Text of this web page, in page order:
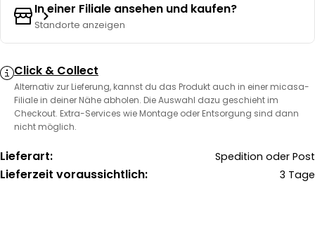
In einer Filiale ansehen und kaufen?
Standorte anzeigen
Click & Collect
Alternativ zur Lieferung, kannst du das Produkt auch in einer micasa-
Filiale in deiner Nähe abholen. Die Auswahl dazu geschieht im
Checkout. Extra-Services wie Montage oder Entsorgung sind dann
nicht möglich.
Lieferart: Spedition oder Post
Lieferzeit voraussichtlich: 3 Tage